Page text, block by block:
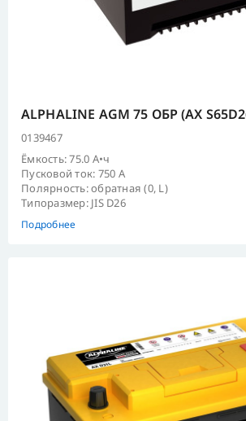
ALPHALINE AGM 75 ОБР (AX
0139467
Ёмкость: 75.0 А•ч
Пусковой ток: 750 А
Полярность: обратная (0, L)
Типоразмер: JIS D26
Подробнее